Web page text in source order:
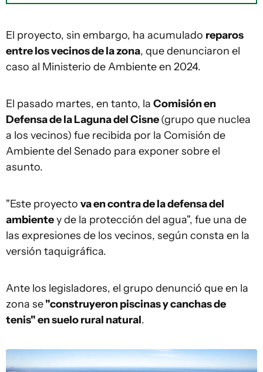
El proyecto, sin embargo, ha acumulado reparos
entre los vecinos de la zona, que denunciaron el
caso al Ministerio de Ambiente en 2024.
El pasado martes, en tanto, la Comisión en
Defensa de la Laguna del Cisne(grupo que nuclea
a los vecinos) fue recibida por la Comisión de
Ambiente del Senado para exponer sobre el
asunto.
"Este proyecto va en contra de la defensa del
ambientey de la protección del agua", fue una de
las expresiones de los vecinos, según consta en la
versión taquigráfica.
Ante los legisladores, el grupo denunció que en la
zona se"construyeron piscinas y canchas de
tenis" en suelo rural natural.